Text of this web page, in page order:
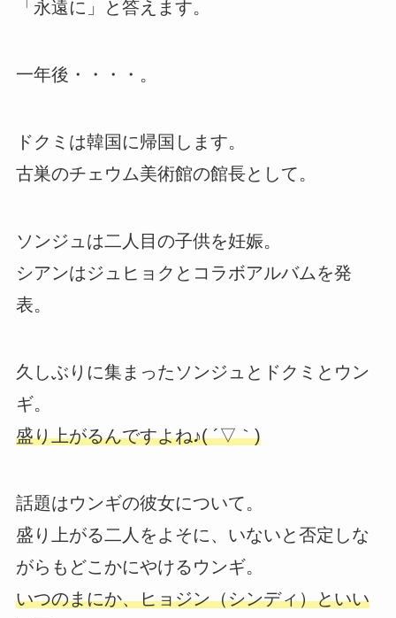
「永遠に」と答えます。
一年後・・・・。
ドクミは韓国に帰国します。
古巣のチェウム美術館の館長として。
ソンジュは二人目の子供を妊娠。
シアンはジュヒョクとコラボアルバムを発
表。
久しぶりに集まったソンジュとドクミとウン
ギ。
盛り上がるんですよね♪( ´▽｀)
話題はウンギの彼女について。
盛り上がる二人をよそに、いないと否定しな
がらもどこかにやけるウンギ。
いつのまにか、ヒョジン（シンディ）といい